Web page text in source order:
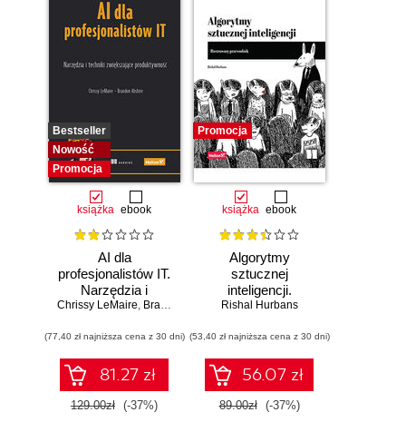
Bestseller
Nowość
Promocja
książka ebook
AI dla
profesjonalistów IT.
Narzędzia i
techniki
produktywność
Chrissy LeMaire, Brandon Abshire
(77,40 zł najniższa cena z 30 dni)
81.27 zł
129.00zł (-37%)
Promocja
książka ebook
Algorytmy
sztucznej
inteligencji.
Ilustrowany
Rishal Hurbans
(53,40 zł najniższa cena z 30 dni)
56.07 zł
89.00zł (-37%)